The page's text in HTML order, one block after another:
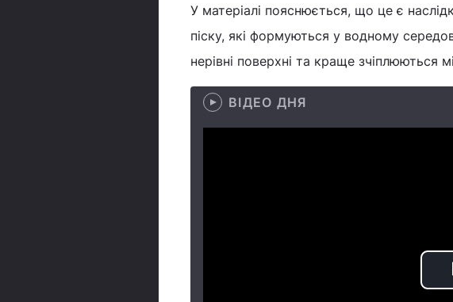
У матеріалі пояснюється, що це є
піску, які формуються у водному
нерівні поверхні та краще зчіплюються
ВІДЕО ДНЯ